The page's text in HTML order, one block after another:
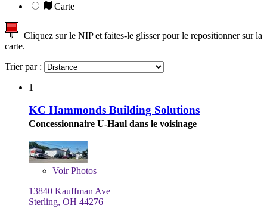
Carte
Cliquez sur le NIP et faites-le glisser pour le repositionner sur la
carte.
Trier par :
1
KC Hammonds Building Solutions
Concessionnaire U-Haul dans le voisinage
VoirPhotos
13840 Kauffman Ave
Sterling, OH 44276